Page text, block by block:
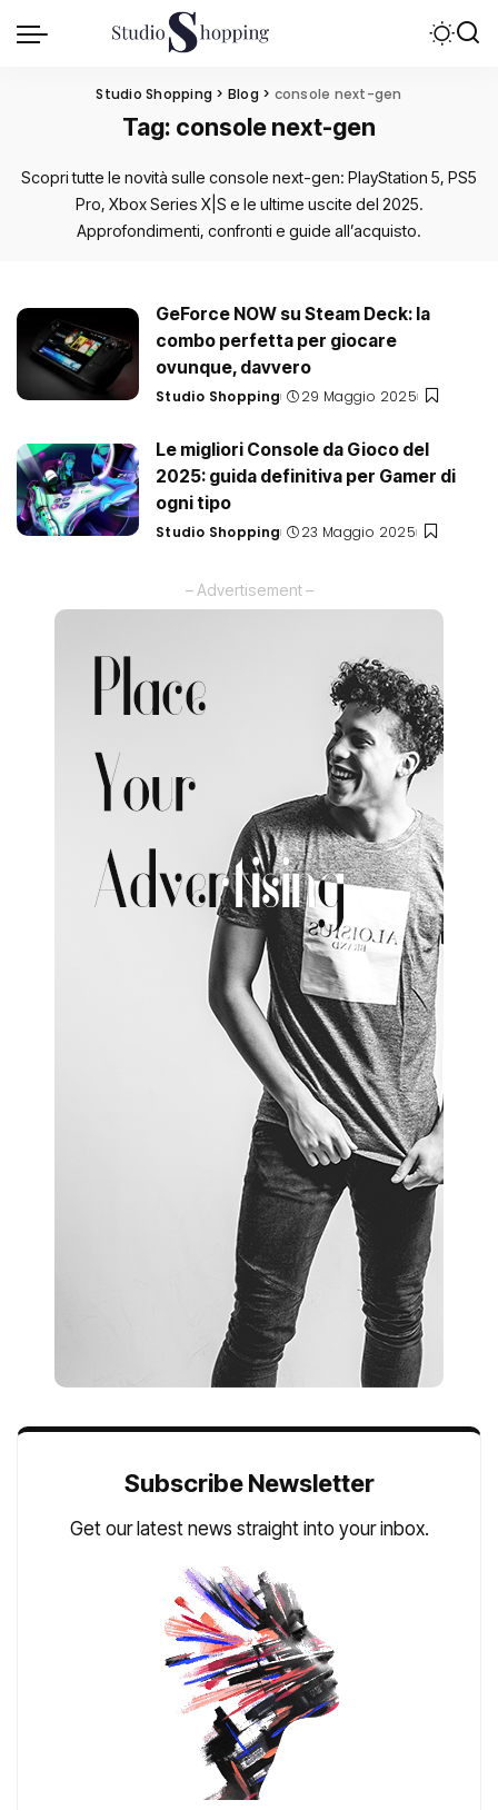
Studio Shopping > Blog > console next-gen
Tag: console next-gen
Scopri tutte le novità sulle console next-gen: PlayStation 5, PS5
Pro, Xbox Series X|S e le ultime uscite del 2025.
Approfondimenti, confronti e guide all’acquisto.
GeForce NOW su Steam Deck: la
combo perfetta per giocare
ovunque, davvero
Posted
Studio Shopping 29 Maggio 2025
Le migliori Console da Gioco del
2025: guida definitiva per Gamer di
ogni tipo
Posted
Studio Shopping 23 Maggio 2025
– Advertisement –
Subscribe Newsletter
Get our latest news straight into your inbox.